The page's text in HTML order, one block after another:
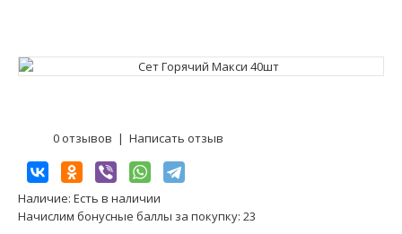
0 отзывов | Написать отзыв
Наличие: Есть в наличии
Начислим бонусные баллы за покупку: 23